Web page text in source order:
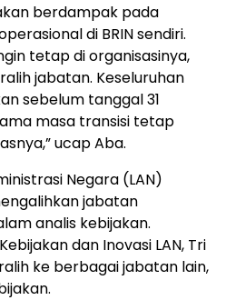
berdampak pada
di BRIN sendiri.
tetap di organisasinya,
jabatan. Keseluruhan
sebelum tanggal 31
masa transisi tetap
ucap Aba.
Negara (LAN)
jabatan
analis kebijakan.
dan Inovasi LAN, Tri
ke berbagai jabatan lain,